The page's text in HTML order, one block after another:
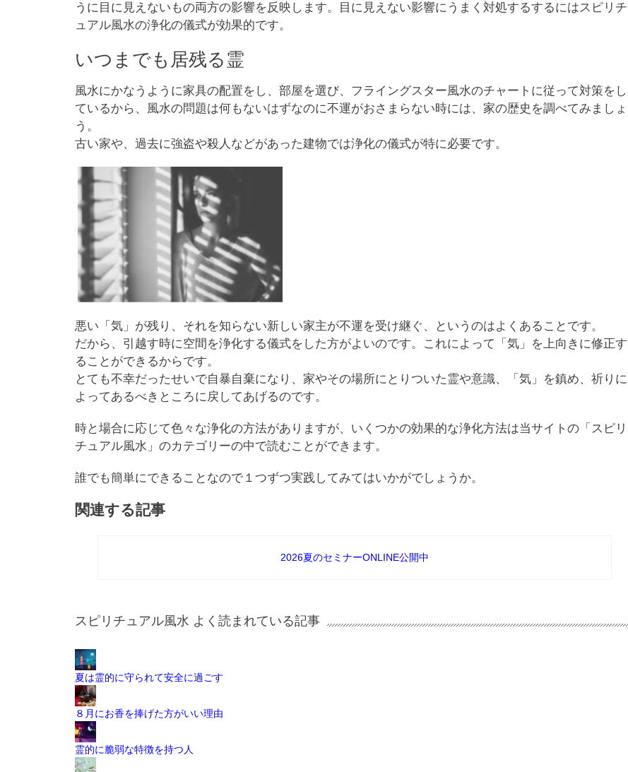
うに目に見えないもの両方の影響を反映します。目に見えない影響にうまく対処するするにはスピリチ
ュアル風水の浄化の儀式が効果的です。
いつまでも居残る霊
風水にかなうように家具の配置をし、部屋を選び、フライングスター風水のチャートに従って対策をし
ているから、風水の問題は何もないはずなのに不運がおさまらない時には、家の歴史を調べてみましょ
う。
古い家や、過去に強盗や殺人などがあった建物では浄化の儀式が特に必要です。
悪い「気」が残り、それを知らない新しい家主が不運を受け継ぐ、というのはよくあることです。
だから、引越す時に空間を浄化する儀式をした方がよいのです。これによって「気」を上向きに修正す
ることができるからです。
とても不幸だったせいで自暴自棄になり、家やその場所にとりついた霊や意識、「気」を鎮め、祈りに
よってあるべきところに戻してあげるのです。
時と場合に応じて色々な浄化の方法がありますが、いくつかの効果的な浄化方法は当サイトの「スピリ
チュアル風水」のカテゴリーの中で読むことができます。
誰でも簡単にできることなので１つずつ実践してみてはいかがでしょうか。
関連する記事
2026夏のセミナーONLINE公開中
スピリチュアル風水 よく読まれている記事
夏は霊的に守られて安全に過ごす
８月にお香を捧げた方がいい理由
霊的に脆弱な特徴を持つ人